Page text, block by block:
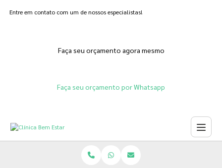
Entre em contato com um de nossos especialistas!
Faça seu orçamento agora mesmo
Faça seu orçamento por Whatsapp